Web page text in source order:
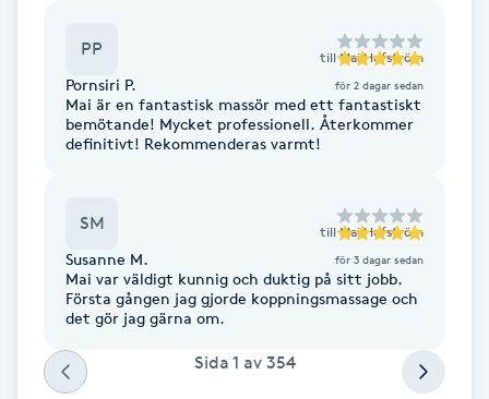
Hot yoga
Hudföryngring
Huduppstramning
Hudvård
PP till Mai Hofström
Pornsiri P. för 2 dagar sedan
Mai är en fantastisk massör med ett fantastiskt
bemötande! Mycket professionell. Återkommer
definitivt! Rekommenderas varmt!
SM till Mai Hofström
Susanne M. för 3 dagar sedan
Mai var väldigt kunnig och duktig på sitt jobb.
Första gången jag gjorde koppningsmassage och
det gör jag gärna om.
Sida 1 av 354